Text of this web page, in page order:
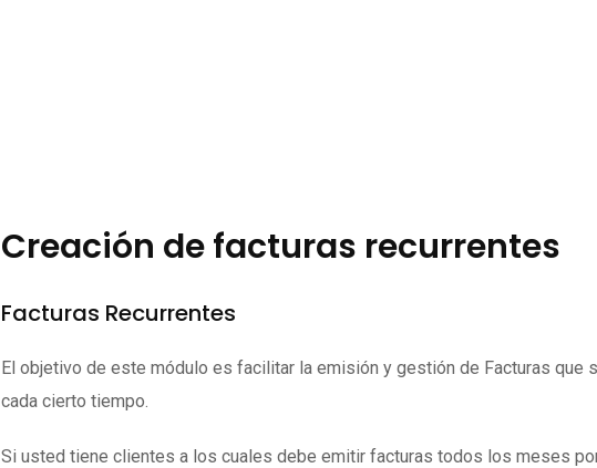
Creación de facturas recurrentes
Facturas Recurrentes
El objetivo de este módulo es facilitar la emisión y gestión de Facturas que
cada cierto tiempo.
Si usted tiene clientes a los cuales debe emitir facturas todos los meses